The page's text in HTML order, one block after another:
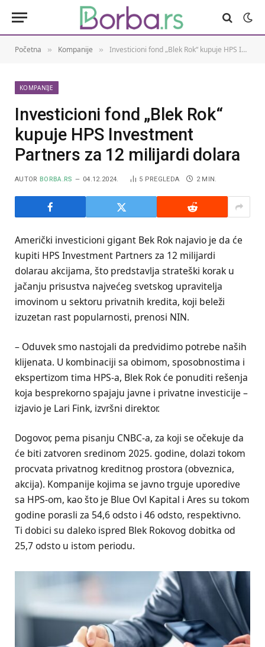
Početna » Kompanije » Investicioni fond „Blek Rok“ kupuje HPS Investment Partners za 12 milijardi dolara
KOMPANIJE
Investicioni fond „Blek Rok“
kupuje HPS Investment
Partners za 12 milijardi dolara
AUTOR BORBA.RS 04.12.2024. 5 PREGLEDA 2 MIN.
Američki investicioni gigant Bek Rok najavio je da će
kupiti HPS Investment Partners za 12 milijardi
dolarau akcijama, što predstavlja strateški korak u
jačanju prisustva najvećeg svetskog upravitelja
imovinom u sektoru privatnih kredita, koji beleži
izuzetan rast popularnosti, prenosi NIN.
– Oduvek smo nastojali da predvidimo potrebe naših
klijenata. U kombinaciji sa obimom, sposobnostima i
ekspertizom tima HPS-a, Blek Rok će ponuditi rešenja
koja besprekorno spajaju javne i privatne investicije –
izjavio je Lari Fink, izvršni direktor.
Dogovor, pema pisanju CNBC-a, za koji se očekuje da
će biti zatvoren sredinom 2025. godine, dolazi tokom
procvata privatnog kreditnog prostora (obveznica,
akcija). Kompanije kojima se javno trguje uporedive
sa HPS-om, kao što je Blue Ovl Kapital i Ares su tokom
godine porasli za 54,6 odsto i 46 odsto, respektivno.
Ti dobici su daleko ispred Blek Rokovog dobitka od
25,7 odsto u istom periodu.